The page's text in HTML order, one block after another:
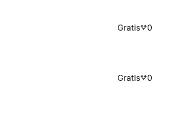
Gratis 0
Gratis 0